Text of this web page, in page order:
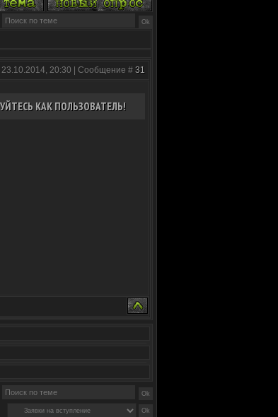
23.10.2014, 20:30 | Сообщение # 31
КАК ПОЛЬЗОВАТЕЛЬ!